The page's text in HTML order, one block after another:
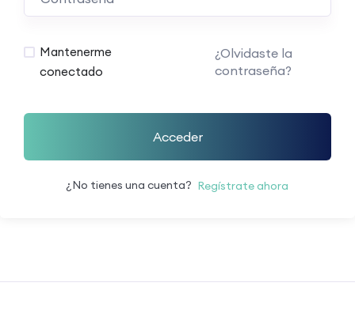
Mantenerme
conectado
¿Olvidaste la
contraseña?
Acceder
¿No tienes una cuenta? Regístrate ahora